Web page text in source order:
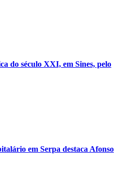
do século XXI, em Sines, pelo
em Serpa destaca Afonso